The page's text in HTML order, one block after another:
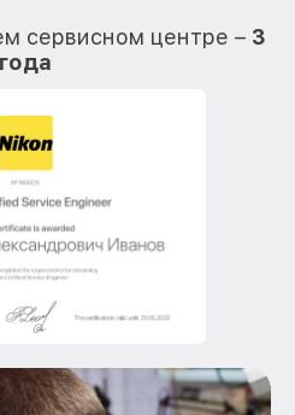
сервисном центре – 3
года